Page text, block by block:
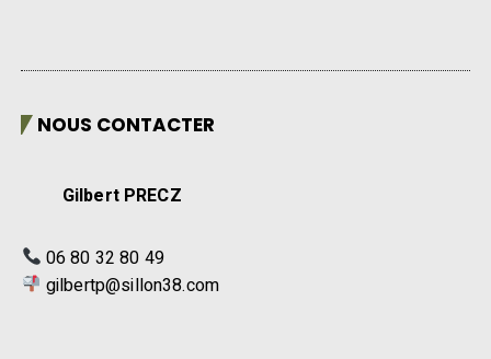
NOUS CONTACTER
Gilbert PRECZ
06 80 32 80 49
gilbertp@sillon38.com